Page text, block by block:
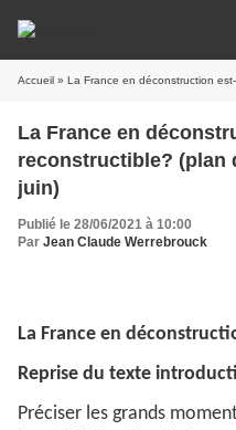
Accueil » La France en déconstruction est-
La France en
reconstructible? (plan
juin)
Publié le 28/06/2021 à 10:00
Par Jean Claude Werrebrouck
La France en
Reprise du texte
Préciser les grands